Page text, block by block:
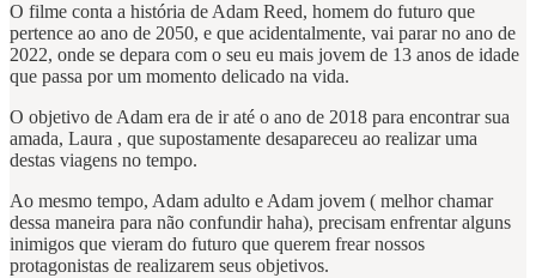
O filme conta a história de Adam Reed, homem do futuro que
pertence ao ano de 2050, e que acidentalmente, vai parar no ano de
2022, onde se depara com o seu eu mais jovem de 13 anos de idade
que passa por um momento delicado na vida.
O objetivo de Adam era de ir até o ano de 2018 para encontrar sua
amada, Laura , que supostamente desapareceu ao realizar uma
destas viagens no tempo.
Ao mesmo tempo, Adam adulto e Adam jovem ( melhor chamar
dessa maneira para não confundir haha), precisam enfrentar alguns
inimigos que vieram do futuro que querem frear nossos
protagonistas de realizarem seus objetivos.